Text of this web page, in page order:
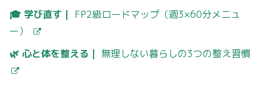
🎓 学び直す｜ FP2級ロードマップ（週3×60分メニュ
ー）
🌿 心と体を整える｜ 無理しない暮らしの3つの整え習慣